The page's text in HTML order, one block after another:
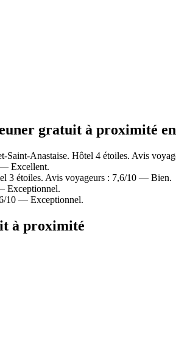
gratuit à proximité
Saint-Anastaise. Hôtel 4 étoiles. Avis
Excellent.
3 étoiles. Avis voyageurs : 7,6/10 — Bien.
Exceptionnel.
10 — Exceptionnel.
à proximité